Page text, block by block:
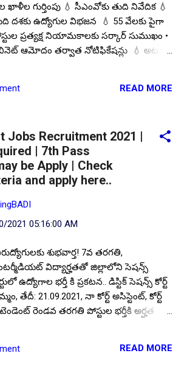
పోస్టుల వివరాలు: మొత్తం పోస్టుల
63, విభాగాల వారీగా ఖాళీల వివరాలు: 1.
- 12, 2. జూనియర్ అసిస్టెంట్ - 11, 3.
ఇన్ స్పెక్టర్ - 40, అకౌంటెంట్ ఉద్యోగాలకు
ఖాళీల గుర్తింపు 💧 సీఎంవోకు తుది నివేదిక 💧
దశకు ఉద్యోగుల విభజన 💧 55 వేలకు పైగా
ప్రత్యక్ష నియామకాలకు సర్కార్ సుముఖం •
ఆమోదం తర్వాత నోటిఫికేషన్లు 💧 అటు
పరీక్షతో నియామకాలపైనా పరిశీలన.. రాష్ట్రంలో
గుర్తించి వీటి భర్తీకి పలు శాఖల ప్రతి
నివేదిక ముఖ్యమంత్రి కేసీఆర్ కు చేరింది.
పోస్టు లను తొలగించిన తర్వాత సుమారుగా
నియామకాలకు సర్కార్ సై అనే అవకాశాలు
భర్తీకి సర్కార్ సర్వం సిద్ధం చేస్తున్నది. ఈ
సర్దుబాట్లు, జోనల్, మల్టీ జోనల్ పోస్టుల
ఆదివారం కీలక సమావేశం జరిగింది.
కమిటీ సమావేశానికి మునిసిపల్,
పశుసంవర్ధక, స్త్రీ, శిశు సంక్షేమ,
వాణిజ్య పన్నుల అధికారుల...
READ MORE
Jobs Recruitment 2021 |
| 7th Pass
be Apply | Check
and apply here..
2021 05:16:00 AM
శుభవార్త! 7వ తరగతి,
విద్యార్హతతో జిల్లాలోని సెషన్స్
ఉద్యోగాల భర్తీ కి ప్రకటన.. డిస్టిక్ సెషన్స్ కోర్ట్
తేదీ: 21.09.2021, నా కోర్ట్ అసిస్టెంట్, కోర్ట్
రెండవ తరగతి పోస్టుల భర్తీకి అర్హత
పోస్టుల వివరాలు: మొత్తం పోస్టుల సంఖ్య: 8
READ MORE